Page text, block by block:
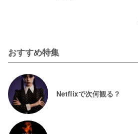
おすすめ特集
Netflixで次何観る？